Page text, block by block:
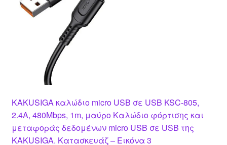
KAKUSIGA καλώδιο micro USB σε USB KSC-805,
2.4A, 480Mbps, 1m, μαύρο Καλώδιο φόρτισης και
μεταφοράς δεδομένων micro USB σε USB της
KAKUSIGA. Κατασκευάζ – Εικόνα 3